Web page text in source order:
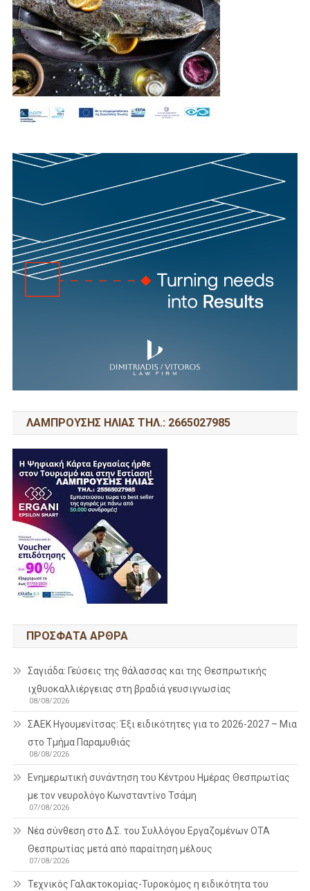
ΛΑΜΠΡΟΥΣΗΣ ΗΛΙΑΣ ΤΗΛ.: 2665027985
ΠΡΌΣΦΑΤΑ ΆΡΘΡΑ
Σαγιάδα: Γεύσεις της θάλασσας και της Θεσπρωτικής
ιχθυοκαλλιέργειας στη βραδιά γευσιγνωσίας
08/08/2026
ΣΑΕΚ Ηγουμενίτσας: Έξι ειδικότητες για το 2026-2027 – Μια
στο Τμήμα Παραμυθιάς
08/08/2026
Ενημερωτική συνάντηση του Κέντρου Ημέρας Θεσπρωτίας
με τον νευρολόγο Κωνσταντίνο Τσάμη
07/08/2026
Νέα σύνθεση στο Δ.Σ. του Συλλόγου Εργαζομένων ΟΤΑ
Θεσπρωτίας μετά από παραίτηση μέλους
07/08/2026
Τεχνικός Γαλακτοκομίας-Τυροκόμος η ειδικότητα του